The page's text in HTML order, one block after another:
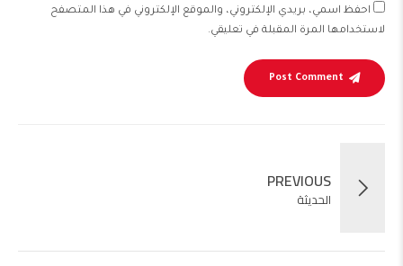
احفظ اسمي، بريدي الإلكتروني، والموقع الإلكتروني في هذا المتصفح
لاستخدامها المرة المقبلة في تعليقي.
Post Comment
PREVIOUS
الحديثة